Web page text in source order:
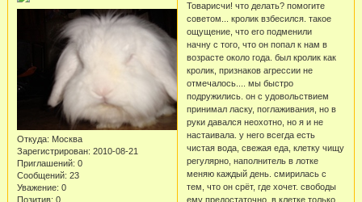
Откуда: Москва
Зарегистрирован: 2010-08-21
Приглашений: 0
Сообщений: 23
Уважение: 0
Позитив: 0
Товарисчи! что делать? помогите
советом... кролик взбесился. такое
ощущение, что его подменили
начну с того, что он попал к нам в
возрасте около года. был кролик как
кролик, признаков агрессии не
отмечалось.... мы быстро
подружились. он с удовольствием
принимал ласку, поглаживания, но в
руки давался неохотно, но я и не
настаивала. у него всегда есть
чистая вода, свежая еда, клетку чищу
регулярно, наполнитель в лотке
меняю каждый день. смирилась с
тем, что он срёт, где хочет. свободы
ему предостаточно, в клетке только